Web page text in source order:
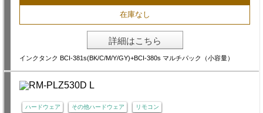
在庫なし
詳細はこちら
インクタンク BCI-381s(BK/C/M/Y/GY)+BCI-380s マルチパック（小容量）
ハードウェア その他ハードウェア リモコン